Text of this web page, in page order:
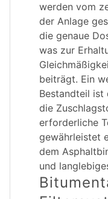
werden vom
der Anlage
die genaue
was zur
beiträgt. Ein
Bestandteil ist
die
erforderliche
gewährleistet
dem
und